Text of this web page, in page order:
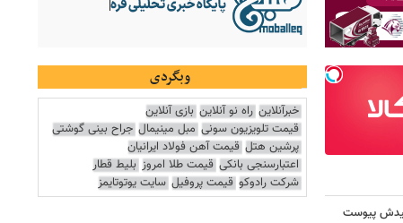
پیوست
وبگردی
خبرآنلاین راه نو آنلاین بازی آنلاین
قیمت تلویزیون سونی مبل مینیمال جراح بینی گوشتی
پرشین هتل قیمت آهن فولاد ایرانیان
اعتبارسنجی بانکی قیمت طلا امروز بلیط قطار
شرکت رادوکو قیمت پروفیل سایت یوتوتایمز